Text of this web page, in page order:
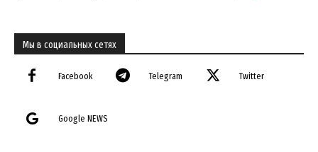
Мы в социальных сетях
Facebook Telegram Twitter
Google NEWS